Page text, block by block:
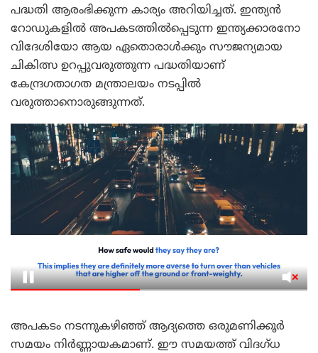
പദ്ധതി ആരംഭിക്കുന്ന കാര്യം അറിയിച്ചത്. ഇന്ത്യന്‍
റോഡുകളില്‍ അപകടത്തില്‍പ്പെടുന്ന ഇന്ത്യക്കാരനോ
വിദേശിയോ ആയ ഏതൊരാള്‍ക്കും സൗജന്യമായ
ചികിത്സ ഉറപ്പുവരുത്തുന്ന പദ്ധതിയാണ്
കേന്ദ്രഗതാഗത മന്ത്രാലയം നടപ്പില്‍
വരുത്താനൊരുങ്ങുന്നത്.
അപകടം നടന്നുകഴിഞ്ഞ് ആദ്യത്തെ ഒരുമണിക്കൂര്‍
സമയം നിര്‍ണ്ണായകമാണ്. ഈ സമയത്ത് വിദഗ്ധ